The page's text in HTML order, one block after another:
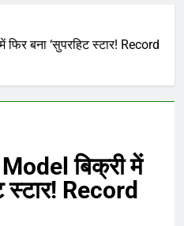
बना ‘सुपरहिट स्टार! Record
बिक्री में
स्टार! Record